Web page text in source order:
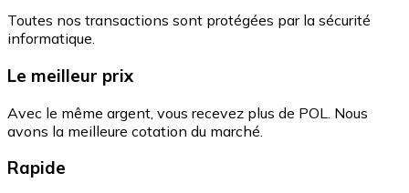
Toutes nos transactions sont protégées par la sécurité
informatique.
Le meilleur prix
Avec le même argent, vous recevez plus de POL. Nous
avons la meilleure cotation du marché.
Rapide